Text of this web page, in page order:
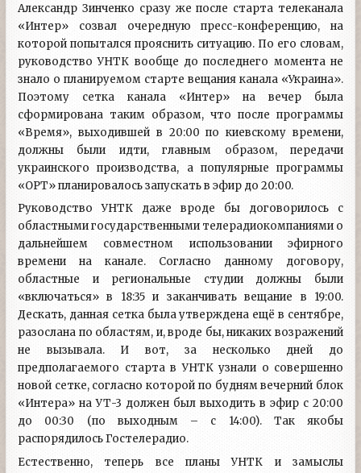
Александр Зинченко сразу же после старта телеканала
«Интер» созвал очередную пресс-конференцию, на
которой попытался прояснить ситуацию. По его словам,
руководство УНТК вообще до последнего момента не
знало о планируемом старте вещания канала «Украина».
Поэтому сетка канала «Интер» на вечер была
сформирована таким образом, что после программы
«Время», выходившей в 20:00 по киевскому времени,
должны были идти, главным образом, передачи
украинского производства, а популярные программы
«ОРТ» планировалось запускать в эфир до 20:00.
Руководство УНТК даже вроде бы договорилось с
областными государственными телерадиокомпаниями о
дальнейшем совместном использовании эфирного
времени на канале. Согласно данному договору,
областные и региональные студии должны были
«включаться» в 18:35 и заканчивать вещание в 19:00.
Дескать, данная сетка была утверждена ещё в сентябре,
разослана по областям, и, вроде бы, никаких возражений
не вызывала. И вот, за несколько дней до
предполагаемого старта в УНТК узнали о совершенно
новой сетке, согласно которой по будням вечерний блок
«Интера» на УТ-3 должен был выходить в эфир с 20:00
до 00:30 (по выходным – с 14:00). Так якобы
распорядилось Гостелерадио.
Естественно, теперь все планы УНТК и замыслы